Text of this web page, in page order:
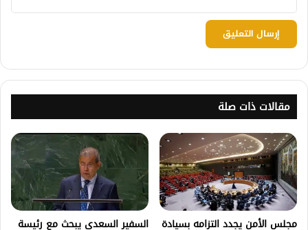
مقالات ذات صلة
مجلس الأمن يجدد التزامه بسيادة السفير السعدي يبحث مع رئيسة